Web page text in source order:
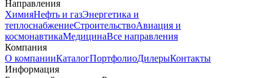
Направления
ХимияНефть и газЭнергетика и
теплоснабжениеСтроительствоАвиация и
космонавтикаМедицинаВсе направления
Компания
О компанииКаталогПортфолиоДилерыКонтакты
Информация